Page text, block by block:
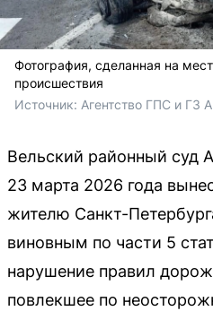
Фотография, сделанная на
происшествия
Источник: Агентство ГПС и ГЗ
Вельский районный суд
23 марта 2026 года
жителю Санкт-
виновным по части 5
нарушение правил
повлекшее по